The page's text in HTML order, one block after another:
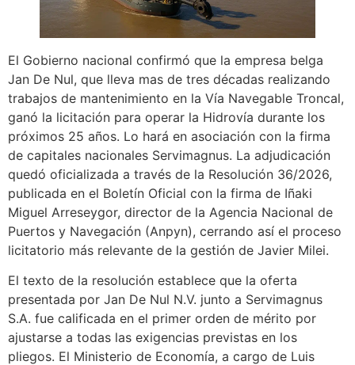
El Gobierno nacional confirmó que la empresa belga
Jan De Nul, que lleva mas de tres décadas realizando
trabajos de mantenimiento en la Vía Navegable Troncal,
ganó la licitación para operar la Hidrovía durante los
próximos 25 años. Lo hará en asociación con la firma
de capitales nacionales Servimagnus. La adjudicación
quedó oficializada a través de la Resolución 36/2026,
publicada en el Boletín Oficial con la firma de Iñaki
Miguel Arreseygor, director de la Agencia Nacional de
Puertos y Navegación (Anpyn), cerrando así el proceso
licitatorio más relevante de la gestión de Javier Milei.
El texto de la resolución establece que la oferta
presentada por Jan De Nul N.V. junto a Servimagnus
S.A. fue calificada en el primer orden de mérito por
ajustarse a todas las exigencias previstas en los
pliegos. El Ministerio de Economía, a cargo de Luis